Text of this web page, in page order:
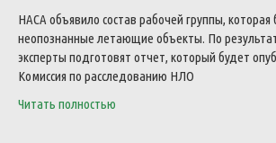
НАСА объявило состав рабочей группы, которая
неопознанные летающие объекты. По
эксперты подготовят отчет, который будет
Комиссия по расследованию НЛО
Читать полностью